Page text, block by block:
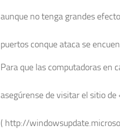
aunque no tenga grandes
puertos conque ataca se
Para que las computadoras en
asegúrense de visitar el sitio
( http://